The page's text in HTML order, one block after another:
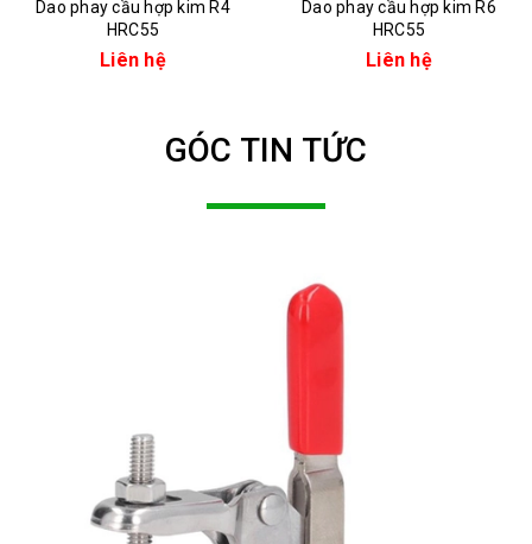
Dao phay cầu hợp kim R4
HRC55
Liên hệ
Dao phay cầu hợp kim R6
HRC55
Liên hệ
GÓC TIN TỨC